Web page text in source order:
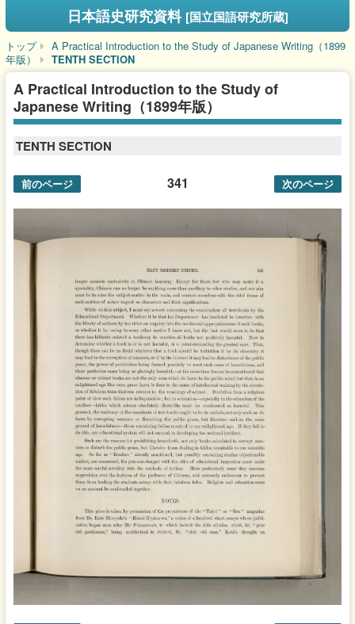
日本語史研究資料 [国立国語研究所蔵]
トップ
A Practical Introduction to the Study of Japanese Writing（1899
年版）
TENTH SECTION
A Practical Introduction to the Study of
Japanese Writing（1899年版）
TENTH SECTION
341 次のページ
前のページ